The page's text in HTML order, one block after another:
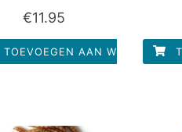
5
€11.95
TOEVOEGEN AAN